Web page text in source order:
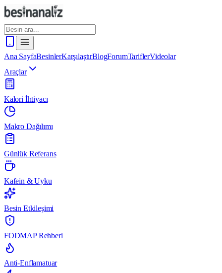
Ana SayfaBesinlerKarşılaştırBlogForumTariflerVideolar
Araçlar
Kalori İhtiyacı
Makro Dağılımı
Günlük Referans
Kafein & Uyku
Besin Etkileşimi
FODMAP Rehberi
Anti-Enflamatuar